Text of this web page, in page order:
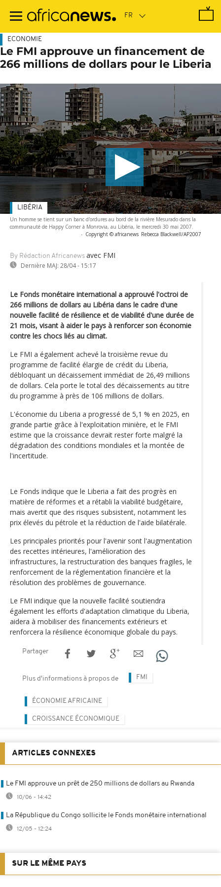
contenu
ECONOMIE
Le FMI approuve un financement de
266 millions de dollars pour le Liberia
Un homme se tient sur un banc d'ordures au bord de la rivière Mesurado dans la
communauté de Happy Corner à Monrovia, au Libéria, le mercredi 30 mai 2007.
- Copyright © africanews Rebecca Blackwell/AP2007
By Rédaction Africanews avec FMI
Dernière MAJ: 28/04 - 15:17
LIBÉRIA
Le Fonds monétaire international a approuvé l'octroi de
266 millions de dollars au Libéria dans le cadre d'une
nouvelle facilité de résilience et de viabilité d'une durée de
21 mois, visant à aider le pays à renforcer son économie
contre les chocs liés au climat.
Le FMI a également achevé la troisième revue du
programme de facilité élargie de crédit du Liberia,
débloquant un décaissement immédiat de 26,49 millions
de dollars. Cela porte le total des décaissements au titre
du programme à près de 106 millions de dollars.
L'économie du Liberia a progressé de 5,1 % en 2025, en
grande partie grâce à l'exploitation minière, et le FMI
estime que la croissance devrait rester forte malgré la
dégradation des conditions mondiales et la montée de
l'incertitude.
Le Fonds indique que le Liberia a fait des progrès en
matière de réformes et a rétabli la viabilité budgétaire,
mais avertit que des risques subsistent, notamment les
prix élevés du pétrole et la réduction de l'aide bilatérale.
Les principales priorités pour l'avenir sont l'augmentation
des recettes intérieures, l'amélioration des
infrastructures, la restructuration des banques fragiles, le
renforcement de la réglementation financière et la
résolution des problèmes de gouvernance.
Le FMI indique que la nouvelle facilité soutiendra
également les efforts d'adaptation climatique du Liberia,
aidera à mobiliser des financements extérieurs et
renforcera la résilience économique globale du pays.
Partager
Plus d'informations à propos de FMI
ÉCONOMIE AFRICAINE
CROISSANCE ÉCONOMIQUE
ARTICLES CONNEXES
Le FMI approuve un prêt de 250 millions de dollars au Rwanda
10/06 - 14:42
La République du Congo sollicite le Fonds monétaire international
12/05 - 12:24
SUR LE MÊME PAYS